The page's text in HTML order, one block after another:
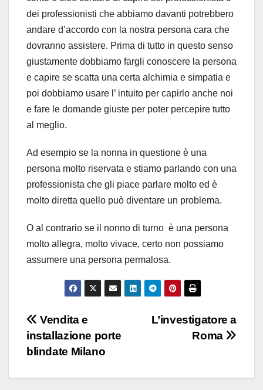
dei professionisti che abbiamo davanti potrebbero
andare d’accordo con la nostra persona cara che
dovranno assistere. Prima di tutto in questo senso
giustamente dobbiamo fargli conoscere la persona
e capire se scatta una certa alchimia e simpatia e
poi dobbiamo usare l’ intuito per capirlo anche noi
e fare le domande giuste per poter percepire tutto
al meglio.
Ad esempio se la nonna in questione è una
persona molto riservata e stiamo parlando con una
professionista che gli piace parlare molto ed è
molto diretta quello può diventare un problema.
O al contrario se il nonno di turno è una persona
molto allegra, molto vivace, certo non possiamo
assumere una persona permalosa.
Navigazione
articoli
L’investigatore a
Roma
Vendita e
installazione porte
blindate Milano